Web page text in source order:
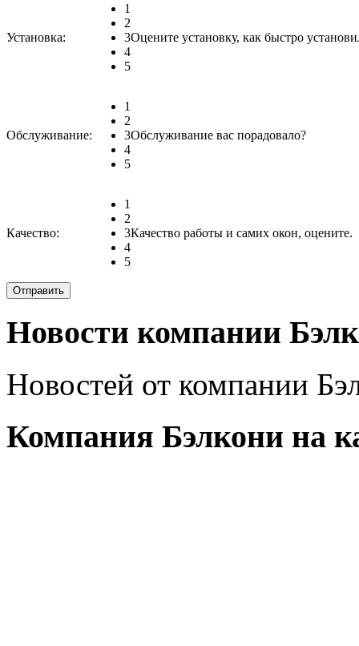
Установка:
1
2
3
4
5
Оцените установку, как быстро
Обслуживание:
1
2
3
4
5
Обслуживание вас порадовало?
Качество:
1
2
3
4
5
Качество работы и самих окон, оцените.
Новости компании
Новостей от компании
Компания Бэлкони на